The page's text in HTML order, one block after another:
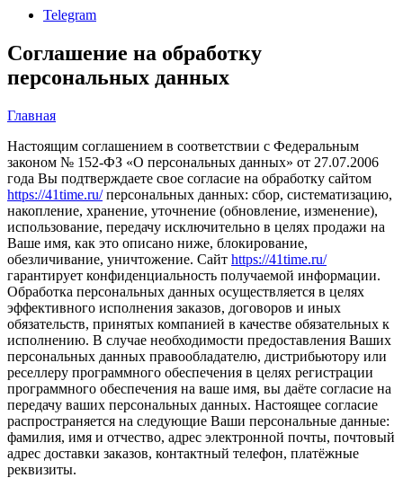
Telegram
Соглашение на обработку
персональных данных
Главная
Настоящим соглашением в соответствии с Федеральным
законом № 152-ФЗ «О персональных данных» от 27.07.2006
года Вы подтверждаете свое согласие на обработку сайтом
https://41time.ru/персональных данных: сбор, систематизацию,
накопление, хранение, уточнение (обновление, изменение),
использование, передачу исключительно в целях продажи на
Ваше имя, как это описано ниже, блокирование,
обезличивание, уничтожение. Сайт https://41time.ru/
гарантирует конфиденциальность получаемой информации.
Обработка персональных данных осуществляется в целях
эффективного исполнения заказов, договоров и иных
обязательств, принятых компанией в качестве обязательных к
исполнению. В случае необходимости предоставления Ваших
персональных данных правообладателю, дистрибьютору или
реселлеру программного обеспечения в целях регистрации
программного обеспечения на ваше имя, вы даёте согласие на
передачу ваших персональных данных. Настоящее согласие
распространяется на следующие Ваши персональные данные:
фамилия, имя и отчество, адрес электронной почты, почтовый
адрес доставки заказов, контактный телефон, платёжные
реквизиты.